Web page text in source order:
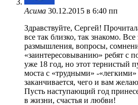
Асима 30.12.2015 в 6:40 пп
Здравствуйте, Сергей!
все так близко, так знакомо.
размышления, вопросы,
«заинтересовыванию» ребят с
уже 18 год, но этот тернистый
моста с «трудными» -
заканчивается, чего и вам
Пусть наступающий год
в жизни, счастья и любви!